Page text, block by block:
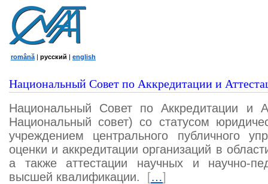
română | русский | english
Национальный Совет по Аккредитации и
Национальный Совет по Аккредитации и
Национальный совет) со статусом
учреждением центрального публичного
оценки и аккредитации организаций в
а также аттестации научных и научно-
высшей квалификации.
[…]